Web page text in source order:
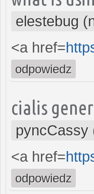
elestebug
<a href=
odpowiedz
cialis
pyncCassy
<a href=
odpowiedz